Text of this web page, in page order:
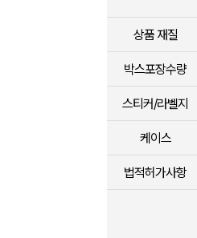
상품 재질
박스포장수량
스티커/라벨지
케이스
법적허가사항